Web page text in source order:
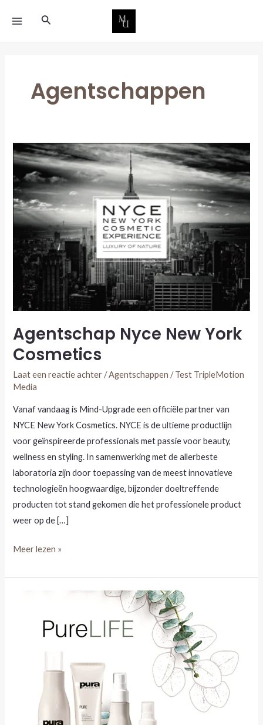
naar
Zoeken
Agentschappen
Agentschap Nyce New York
Cosmetics
Laat een reactie achter /Agentschappen /Test TripleMotion
Media
Vanaf vandaag is Mind-Upgrade een officiële partner van
NYCE New York Cosmetics. NYCE is de ultieme productlijn
voor geïnspireerde professionals met passie voor beauty,
wellness en styling. In samenwerking met de allerbeste
laboratoria zijn door toepassing van de meest innovatieve
technologieën hoogwaardige, bijzonder doeltreffende
producten tot stand gekomen die het professionele product
weer op de […]
Agentschap
Nyce
New
York
Cosmetics
Meer lezen »